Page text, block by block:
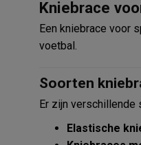
Kniebrace
Een kniebrace voor
voetbal.
Soorten
Er zijn
Elastische